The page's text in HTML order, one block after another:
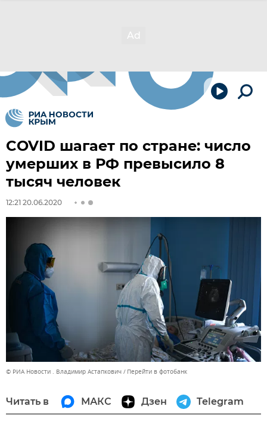
COVID шагает по стране: число
умерших в РФ превысило 8
тысяч человек
12:21 20.06.2020
© РИА Новости . Владимир Астапкович Перейти в фотобанк
Читать в МАКС Дзен Telegram